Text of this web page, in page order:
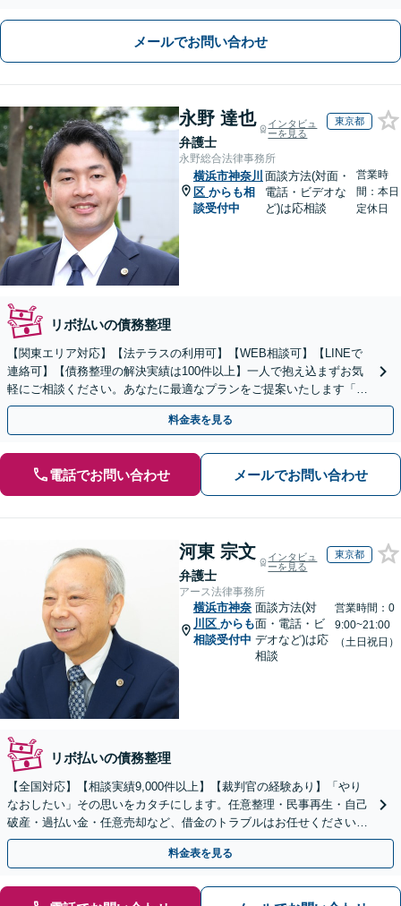
メールでお問い合わせ
永野 達也
弁護士
インタビュ
ーを見る
東京都
永野総合法律事務所
横浜市神奈川
区 からも相
談受付中
面談方法(対面・
電話・ビデオな
ど)は応相談
営業時
間：本日
定休日
リボ払いの債務整理
【関東エリア対応】【法テラスの利用可】【WEB相談可】【LINEで
連絡可】【債務整理の解決実績は100件以上】一人で抱え込まずお気
軽にご相談ください。あなたに最適なプランをご提案いたします「法
人破産にも強い弁護士」【休日・夜間対応】
料金表を見る
電話でお問い合わせ メールでお問い合わせ
河東 宗文
弁護士
インタビュ
ーを見る
東京都
アース法律事務所
横浜市神奈
川区 からも
相談受付中
面談方法(対
面・電話・ビ
デオなど)は応
相談
営業時間：0
9:00~21:00
（土日祝日）
リボ払いの債務整理
【全国対応】【相談実績9,000件以上】【裁判官の経験あり】「やり
なおしたい」その思いをカタチにします。任意整理・民事再生・自己
破産・過払い金・任意売却など、借金のトラブルはお任せください。
【初回相談無料】【全国対応可能】
料金表を見る